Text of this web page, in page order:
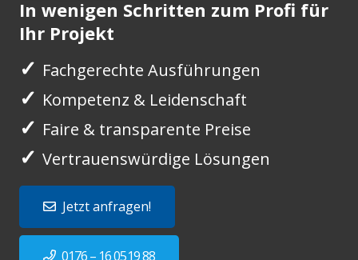
In wenigen Schritten zum Profi für
Ihr Projekt
✓ Fachgerechte Ausführungen
✓ Kompetenz & Leidenschaft
✓ Faire & transparente Preise
✓ Vertrauenswürdige Lösungen
Jetzt anfragen!
0176 – 16 0519 88